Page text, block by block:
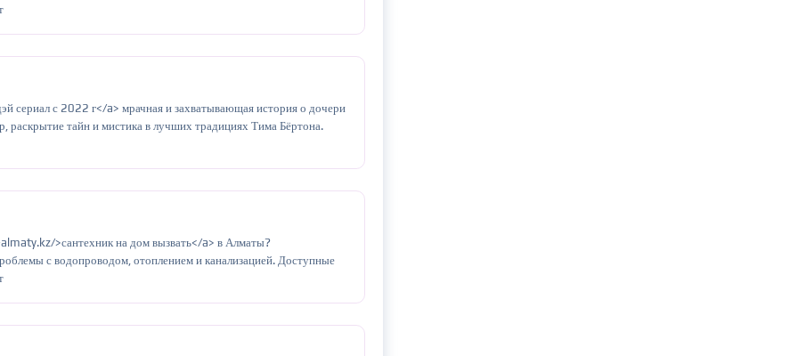
сериал с 2022 г</a> мрачная и захватывающая история о дочери
тайн и мистика в лучших традициях Тима Бёртона.
>сантехник на дом вызвать</a> в Алматы?
с водопроводом, отоплением и канализацией. Доступные